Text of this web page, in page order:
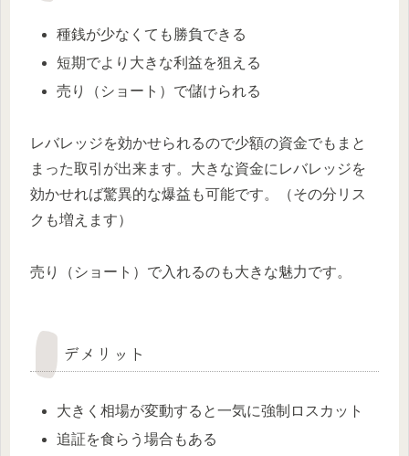
種銭が少なくても勝負できる
短期でより大きな利益を狙える
売り（ショート）で儲けられる
レバレッジを効かせられるので少額の資金でもまと
まった取引が出来ます。大きな資金にレバレッジを
効かせれば驚異的な爆益も可能です。（その分リス
クも増えます）
売り（ショート）で入れるのも大きな魅力です。
デメリット
大きく相場が変動すると一気に強制ロスカット
追証を食らう場合もある